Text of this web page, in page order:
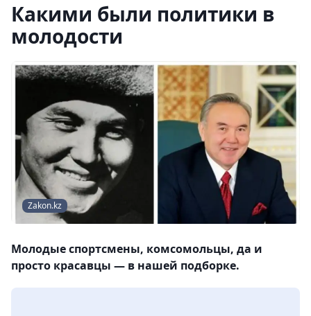
Какими были политики в
молодости
Zakon.kz
Молодые спортсмены, комсомольцы, да и
просто красавцы — в нашей подборке.